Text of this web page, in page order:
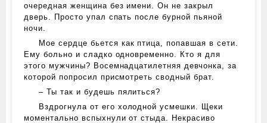
очередная женщина без имени. Он не закрыл
дверь. Просто упал спать после бурной пьяной
ночи.
Мое сердце бьется как птица, попавшая в сети.
Ему больно и сладко одновременно. Кто я для
этого мужчины? Восемнадцатилетняя девчонка, за
которой попросил присмотреть сводный брат.
– Ты так и будешь пялиться?
Вздрогнула от его холодной усмешки. Щеки
моментально вспыхнули от стыда. Некрасиво